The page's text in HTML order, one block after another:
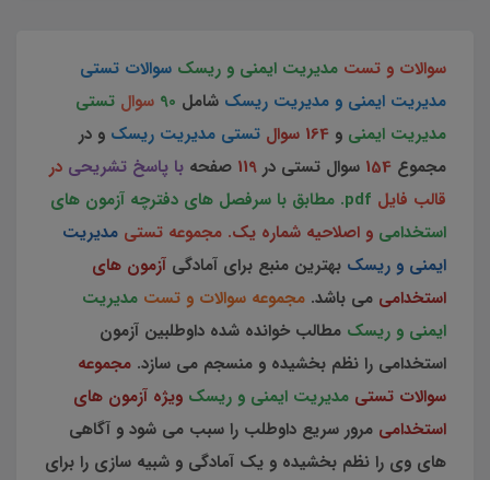
سوالات و تست مدیریت ایمنی و ریسک سوالات تستی
مدیریت ایمنی و مدیریت ریسک شامل 90 سوال تستی
مدیریت ایمنی و 164 سوال تستی مدیریت ریسک و در
مجموع 154 سوال تستی در 119 صفحه با پاسخ تشریحی در
قالب فایل
pdf. مطابق با سرفصل های دفترچه آزمون های
استخدامی و اصلاحیه شماره یک. مجموعه تستی مدیریت
ایمنی و ریسک بهترین منبع برای آمادگی آزمون های
استخدامی می باشد. مجموعه سوالات و تست مدیریت
ایمنی و ریسک مطالب خوانده شده داوطلبین آزمون
استخدامی را نظم بخشیده و منسجم می سازد. مجموعه
سوالات تستی مدیریت ایمنی و ریسک ویژه آزمون های
استخدامی مرور سریع داوطلب را سبب می شود و آگاهی
های وی را نظم بخشیده و یک آمادگی و شبیه سازی را برای